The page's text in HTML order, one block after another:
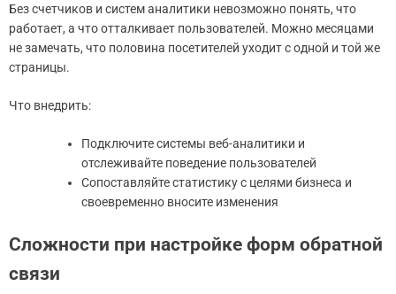
Без счетчиков и систем аналитики невозможно понять, что
работает, а что отталкивает пользователей. Можно месяцами
не замечать, что половина посетителей уходит с одной и той же
страницы.
Что внедрить:
Подключите системы веб-аналитики и
отслеживайте поведение пользователей
Сопоставляйте статистику с целями бизнеса и
своевременно вносите изменения
Сложности при настройке форм обратной
связи